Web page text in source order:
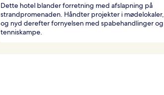
Dette hotel blander forretning med afslapning på
strandpromenaden. Håndter projekter i mødelokaler,
og nyd derefter fornyelsen med spabehandlinger og
tenniskampe.